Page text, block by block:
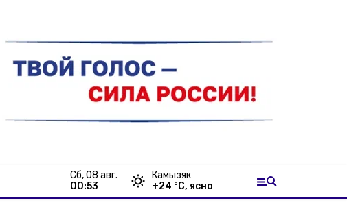
сб, 08 авг.
00:53
Камызяк
+24 °С, ясно